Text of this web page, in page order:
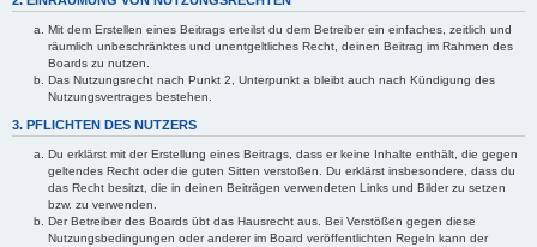
Mit dem Erstellen eines Beitrags erteilst du dem Betreiber ein einfaches, zeitlich und
räumlich unbeschränktes und unentgeltliches Recht, deinen Beitrag im Rahmen des
Boards zu nutzen.
Das Nutzungsrecht nach Punkt 2, Unterpunkt a bleibt auch nach Kündigung des
Nutzungsvertrages bestehen.
3. PFLICHTEN DES NUTZERS
Du erklärst mit der Erstellung eines Beitrags, dass er keine Inhalte enthält, die gegen
geltendes Recht oder die guten Sitten verstoßen. Du erklärst insbesondere, dass du
das Recht besitzt, die in deinen Beiträgen verwendeten Links und Bilder zu setzen
bzw. zu verwenden.
Der Betreiber des Boards übt das Hausrecht aus. Bei Verstößen gegen diese
Nutzungsbedingungen oder anderer im Board veröffentlichten Regeln kann der